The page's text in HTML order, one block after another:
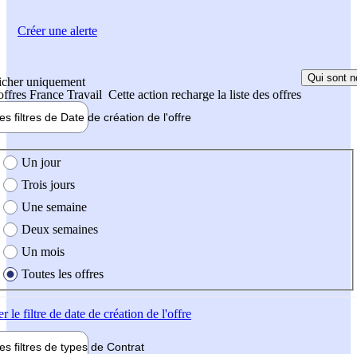
uniquement
France Travail Cette action recharge la liste des offres
Qui sont
filtres de Date de création de l'offre
création de l'offre
Un jour
Trois jours
Une semaine
Deux semaines
Un mois
Toutes les offres
le filtre de date de création de l'offre
filtres de types de Contrat
Créer une alerte